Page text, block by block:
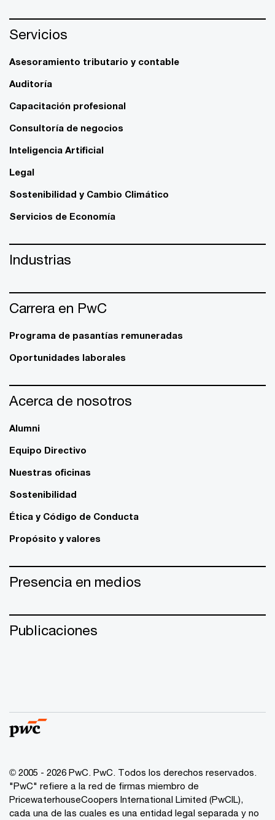
Servicios
Asesoramiento tributario y contable
Auditoría
Capacitación profesional
Consultoría de negocios
Inteligencia Artificial
Legal
Sostenibilidad y Cambio Climático
Servicios de Economía
Industrias
Carrera en PwC
Programa de pasantías remuneradas
Oportunidades laborales
Acerca de nosotros
Alumni
Equipo Directivo
Nuestras oficinas
Sostenibilidad
Ética y Código de Conducta
Propósito y valores
Presencia en medios
Publicaciones
© 2005 - 2026 PwC. PwC. Todos los derechos reservados.
"PwC" refiere a la red de firmas miembro de
PricewaterhouseCoopers International Limited (PwCIL),
cada una de las cuales es una entidad legal separada y no